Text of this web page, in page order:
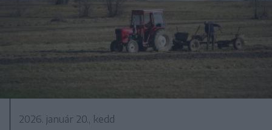
2026. január 20., kedd